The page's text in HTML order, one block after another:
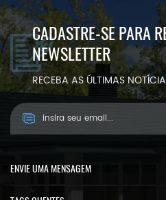
CADASTRE-SE PARA
NEWSLETTER
RECEBA AS ÚLTIMAS
ENVIE UMA MENSAGEM